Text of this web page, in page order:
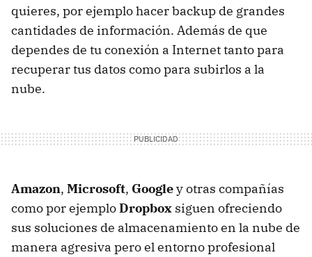
quieres, por ejemplo hacer backup de grandes
cantidades de información. Además de que
dependes de tu conexión a Internet tanto para
recuperar tus datos como para subirlos a la
nube.
Amazon, Microsoft, Googley otras compañías
como por ejemploDropbox siguen ofreciendo
sus soluciones de almacenamiento en la nube de
manera agresiva pero el entorno profesional